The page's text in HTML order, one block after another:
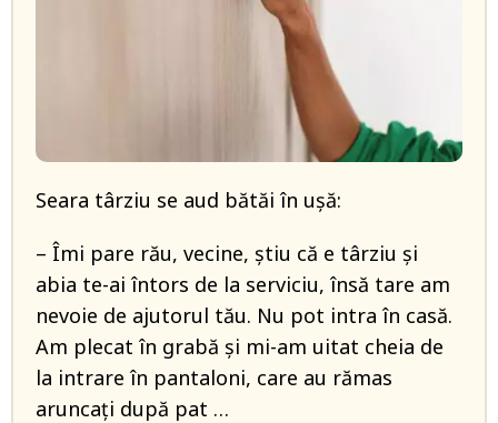
Seara târziu se aud bătăi în uşă:
– Îmi pare rău, vecine, ştiu că e târziu şi
abia te-ai întors de la serviciu, însă tare am
nevoie de ajutorul tău. Nu pot intra în casă.
Am plecat în grabă şi mi-am uitat cheia de
la intrare în pantaloni, care au rămas
aruncaţi după pat …